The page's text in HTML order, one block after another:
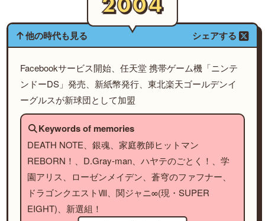
他の時代も見る シェアする
Facebookサービス開始、任天堂 携帯ゲーム機「ニンテ
ンドーDS」発売、新紙幣発行、東北楽天ゴールデンイ
ーグルスが新球団として加盟
Keywords of memories
DEATH NOTE、銀魂、家庭教師ヒットマン
REBORN！、D.Gray-man、ハヤテのごとく！、学
園アリス、ローゼンメイデン、蒼穹のファフナー、
ドラゴンクエストⅧ、関ジャニ∞(現・SUPER
EIGHT)、新選組！